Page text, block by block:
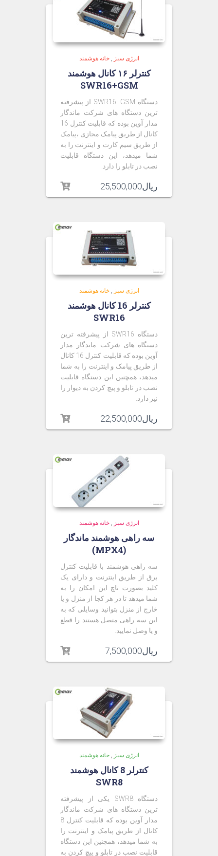
انرژی سبز ,خانه هوشمند
کنترلر ۱۶ کانال هوشمند
SWR16+GSM
دستگاه SWR16+GSM از پیشرفته
ترین دستگاه های شرکت ماندگار
مدار آوین بوده که قابلیت کنترل 16
کانال از طریق پیامک مجازی ،پیامک
از طریق سیم کارت و اینترنت را به
شما میدهد، این دستگاه قابلیت
نصب در تابلو را دارد.
ریال25,500,000
انرژی سبز ,خانه هوشمند
کنترلر 16 کانال هوشمند
SWR16
دستگاه SWR16 از پیشرفته ترین
دستگاه های شرکت ماندگار مدار
آوین بوده که قابلیت کنترل 16 کانال
از طریق پیامک و اینترنت را به شما
میدهد، همچنین این دستگاه قابلیت
نصب در تابلو و پیچ کردن به دیوار را
نیز دارد.
ریال22,500,000
انرژی سبز ,خانه هوشمند
سه راهی هوشمند ماندگار
(MPX4)
سه راهی هوشمند با قابلیت کنترل
برق از طریق اینترنت و دارای یک
کلید بصورت تاچ این امکان را به
شما میدهد تا در هر کجا از منزل و یا
خارج از منزل بتوانید وسایلی که به
این سه راهی متصل هستند را قطع
و یا وصل نمایید.
ریال7,500,000
انرژی سبز ,خانه هوشمند
کنترلر 8 کانال هوشمند
SWR8
دستگاه SWR8 یکی از پیشرفته
ترین دستگاه های شرکت ماندگار
مدار آوین بوده که قابلیت کنترل 8
کانال از طریق پیامک و اینترنت را
به شما میدهد، همچنین این دستگاه
قابلیت نصب در تابلو و پیچ کردن به